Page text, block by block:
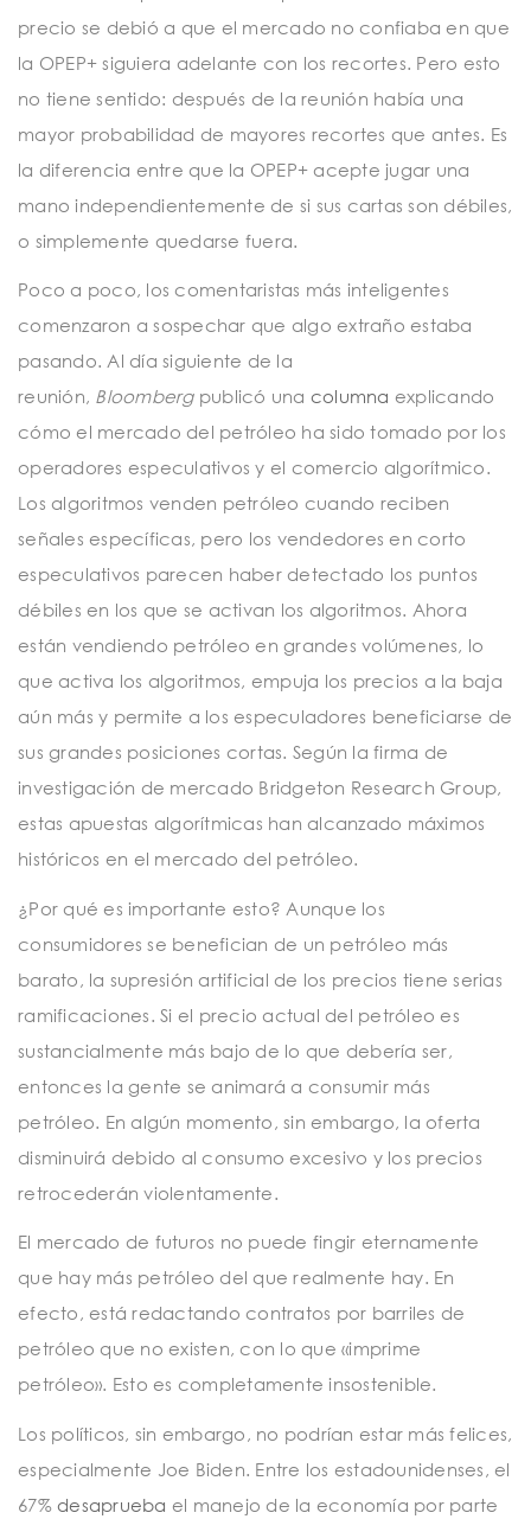
precio se debió a que el mercado no confiaba en que
la OPEP+ siguiera adelante con los recortes. Pero esto
no tiene sentido: después de la reunión había una
mayor probabilidad de mayores recortes que antes. Es
la diferencia entre que la OPEP+ acepte jugar una
mano independientemente de si sus cartas son débiles,
o simplemente quedarse fuera.
Poco a poco, los comentaristas más inteligentes
comenzaron a sospechar que algo extraño estaba
pasando. Al día siguiente de la
reunión, Bloombergpublicó una columna explicando
cómo el mercado del petróleo ha sido tomado por los
operadores especulativos y el comercio algorítmico.
Los algoritmos venden petróleo cuando reciben
señales específicas, pero los vendedores en corto
especulativos parecen haber detectado los puntos
débiles en los que se activan los algoritmos. Ahora
están vendiendo petróleo en grandes volúmenes, lo
que activa los algoritmos, empuja los precios a la baja
aún más y permite a los especuladores beneficiarse de
sus grandes posiciones cortas. Según la firma de
investigación de mercado Bridgeton Research Group,
estas apuestas algorítmicas han alcanzado máximos
históricos en el mercado del petróleo.
¿Por qué es importante esto? Aunque los
consumidores se benefician de un petróleo más
barato, la supresión artificial de los precios tiene serias
ramificaciones. Si el precio actual del petróleo es
sustancialmente más bajo de lo que debería ser,
entonces la gente se animará a consumir más
petróleo. En algún momento, sin embargo, la oferta
disminuirá debido al consumo excesivo y los precios
retrocederán violentamente.
El mercado de futuros no puede fingir eternamente
que hay más petróleo del que realmente hay. En
efecto, está redactando contratos por barriles de
petróleo que no existen, con lo que «imprime
petróleo». Esto es completamente insostenible.
Los políticos, sin embargo, no podrían estar más felices,
especialmente Joe Biden. Entre los estadounidenses, el
67% desaprueba el manejo de la economía por parte